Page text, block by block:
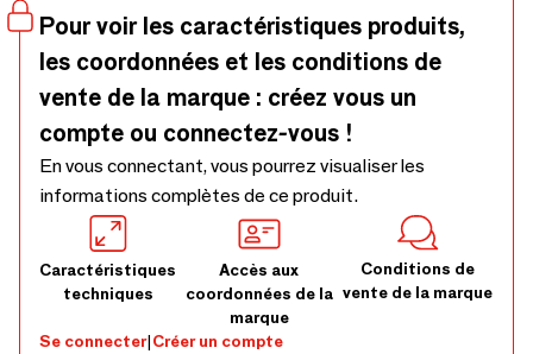
apporte un supplément de chaleur pour un sommeil apaisé.
Ce plaid vous suivra également tout au long de l'année au fil
des saisons comme couverture d'appoint ou comme drap
réchauffant sur le canapé. Pour une décoration entièrement
personnalisée et coordonnée, associez ce plaid à nos
autres articles façon laine de mouton tels que coussins,
pouf ou tapis pour un style scandinave. - 100% Polyester
Pour voir les caractéristiques produits,
les coordonnées et les conditions de
vente de la marque : créez vous un
compte ou connectez-vous !
En vous connectant, vous pourrez visualiser les
informations complètes de ce produit.
Caractéristiques
techniques
Accès aux
coordonnées de la
marque
Conditions de
vente de la marque
Se connecter|Créer un compte